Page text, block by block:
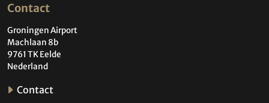
Contact
Groningen Airport
Machlaan 8b
9761 TK Eelde
Nederland
Contact